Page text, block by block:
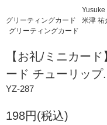
グリーティングカード
Yusuke
米津 祐
グリーティングカード
【お礼/ミニカー
ード チューリップ.
YZ-287
198円(税込)